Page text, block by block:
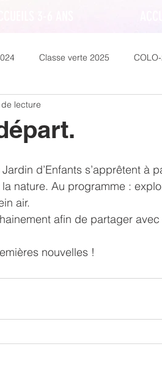
Classe verte 2025
lecture
d’Enfants s’apprêtent à
nature. Au programme :
air.
afin de partager
nouvelles !